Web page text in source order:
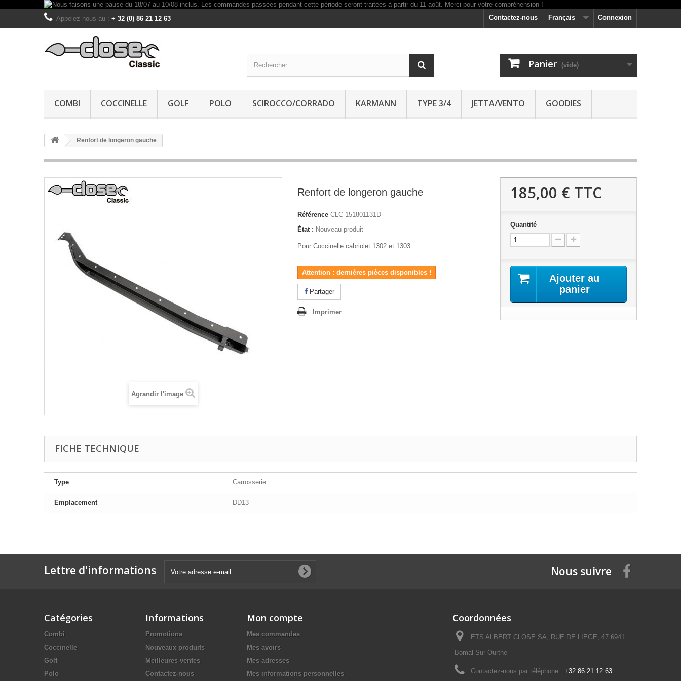
Connexion
Français
Contactez-nous
Appelez-nous au : + 32 (0) 86 21 12 63
Panier (vide)
COMBI COCCINELLE GOLF POLO SCIROCCO/CORRADO KARMANN TYPE 3/4 JETTA/VENTO GOODIES
Renfort de longeron gauche
Agrandir l'image
Renfort de longeron gauche
Référence CLC 151801131D
État : Nouveau produit
Pour Coccinelle cabriolet 1302 et 1303
Attention : dernières pièces disponibles !
Partager
Imprimer
185,00 € TTC
Quantité
Ajouter au
panier
FICHE TECHNIQUE
Type Carrosserie
Emplacement DD13
Lettre d'informations Nous suivre
Catégories
Combi
Coccinelle
Golf
Polo
Informations
Promotions
Nouveaux produits
Meilleures ventes
Contactez-nous
Mon compte
Mes commandes
Mes avoirs
Mes adresses
Mes informations personnelles
Coordonnées
ETS ALBERT CLOSE SA, RUE DE LIEGE, 47 6941
Bomal-Sur-Ourthe
Contactez-nous par téléphone : +32 86 21 12 63